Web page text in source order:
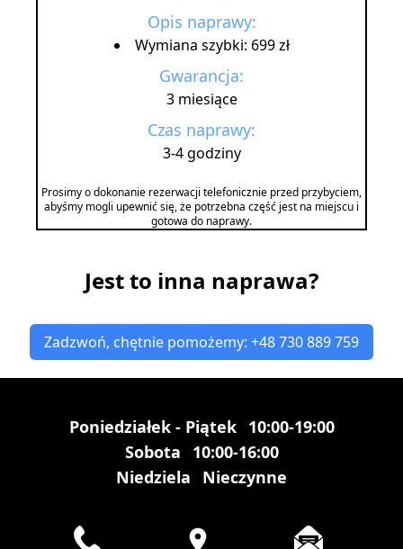
Opis naprawy:
Wymiana szybki: 699 zł
Gwarancja:
3 miesiące
Czas naprawy:
3-4 godziny
Prosimy o dokonanie rezerwacji telefonicznie przed przybyciem,
abyśmy mogli upewnić się, że potrzebna część jest na miejscu i
gotowa do naprawy.
Jest to inna naprawa?
Zadzwoń, chętnie pomożemy: +48 730 889 759
Poniedziałek - Piątek 10:00-19:00
Sobota
10:00-16:00
Niedziela
Nieczynne